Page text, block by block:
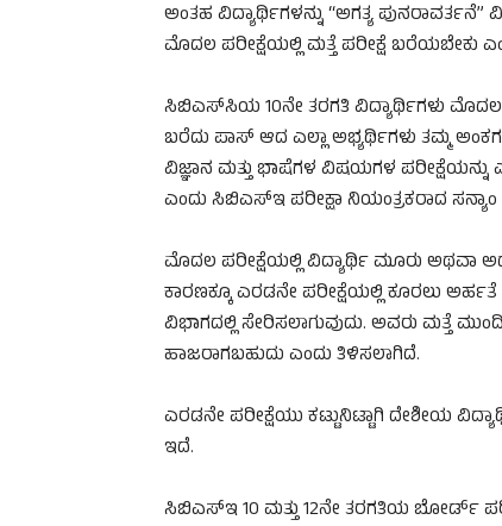
ಅಂತಹ ವಿದ್ಯಾರ್ಥಿಗಳನ್ನು “ಅಗತ್ಯ
ಮೊದಲ ಪರೀಕ್ಷೆಯಲ್ಲಿ ಮತ್ತೆ ಪರೀಕ್ಷೆ ಬರೆಯಬೇಕು
ಸಿಬಿಎಸ್​ಸಿಯ 10ನೇ ತರಗತಿ ವಿದ್ಯಾರ್ಥಿಗಳು ಮೊದಲ
ಬರೆದು ಪಾಸ್​ ಆದ ಎಲ್ಲಾ ಅಭ್ಯರ್ಥಿಗಳು ತಮ್ಮ
ವಿಜ್ಞಾನ ಮತ್ತು ಭಾಷೆಗಳ ವಿಷಯಗಳ
ಎಂದು ಸಿಬಿಎಸ್​ಇ ಪರೀಕ್ಷಾ ನಿಯಂತ್ರಕರಾದ ಸನ್ಯಾಂ
ಮೊದಲ ಪರೀಕ್ಷೆಯಲ್ಲಿ ವಿದ್ಯಾರ್ಥಿ ಮೂರು ಅಥವಾ
ಕಾರಣಕ್ಕೂ ಎರಡನೇ ಪರೀಕ್ಷೆಯಲ್ಲಿ ಕೂರಲು
ವಿಭಾಗದಲ್ಲಿ ಸೇರಿಸಲಾಗುವುದು. ಅವರು ಮತ್ತೆ
ಹಾಜರಾಗಬಹುದು ಎಂದು ತಿಳಿಸಲಾಗಿದೆ.
ಎರಡನೇ ಪರೀಕ್ಷೆಯು ಕಟ್ಟುನಿಟ್ಟಾಗಿ ದೇಶೀಯ
ಇದೆ.
ಸಿಬಿಎಸ್‌ಇ 10 ಮತ್ತು 12ನೇ ತರಗತಿಯ ಬೋರ್ಡ್